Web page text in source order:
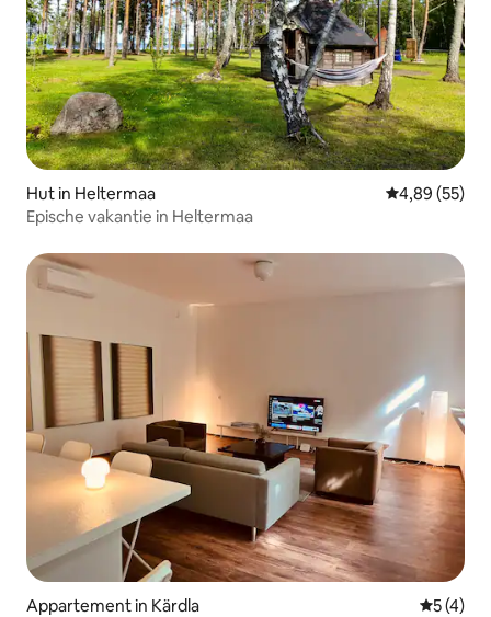
Hut in Heltermaa Gemiddelde
4,89 (55)
Epische vakantie in Heltermaa
Appartement in Kärdla 5 (4)